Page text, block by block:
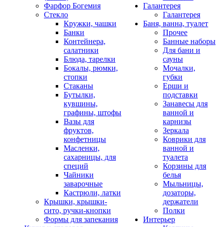
Фарфор Богемия
Стекло
Кружки, чашки
Банки
Контейнера,
салатники
Блюда, тарелки
Бокалы, рюмки,
стопки
Стаканы
Бутылки,
кувшины,
графины, штофы
Вазы для
фруктов,
конфетницы
Масленки,
сахарницы, для
специй
Чайники
заварочные
Кастрюли, латки
Крышки, крышки-
сито, ручки-кнопки
Формы для запекания
Галантерея
Галантерея
Баня, ванна, туалет
Прочее
Банные наборы
Для бани и
сауны
Мочалки,
губки
Ерши и
подставки
Занавесы для
ванной и
карнизы
Зеркала
Коврики для
ванной и
туалета
Корзины для
белья
Мыльницы,
дозаторы,
держатели
Полки
Интерьер